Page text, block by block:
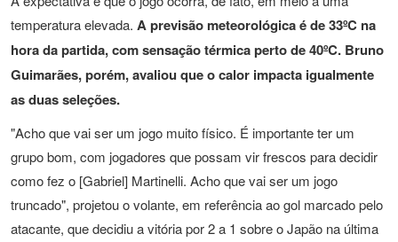
temperatura elevada. A previsão meteorológica é de 33ºC na
hora da partida, com sensação térmica perto de 40ºC. Bruno
Guimarães, porém, avaliou que o calor impacta igualmente
as duas seleções.
"Acho que vai ser um jogo muito físico. É importante ter um
grupo bom, com jogadores que possam vir frescos para decidir
como fez o [Gabriel] Martinelli. Acho que vai ser um jogo
truncado", projetou o volante, em referência ao gol marcado pelo
atacante, que decidiu a vitória por 2 a 1 sobre o Japão na última